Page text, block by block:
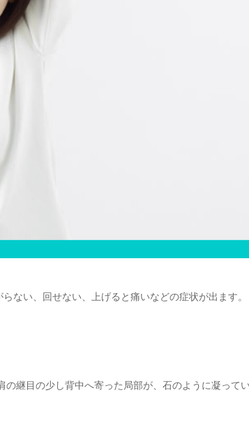
ない、回せない、上げると痛いなどの症状が出ます。
継目の少し背中へ寄った局部が、石のように凝って